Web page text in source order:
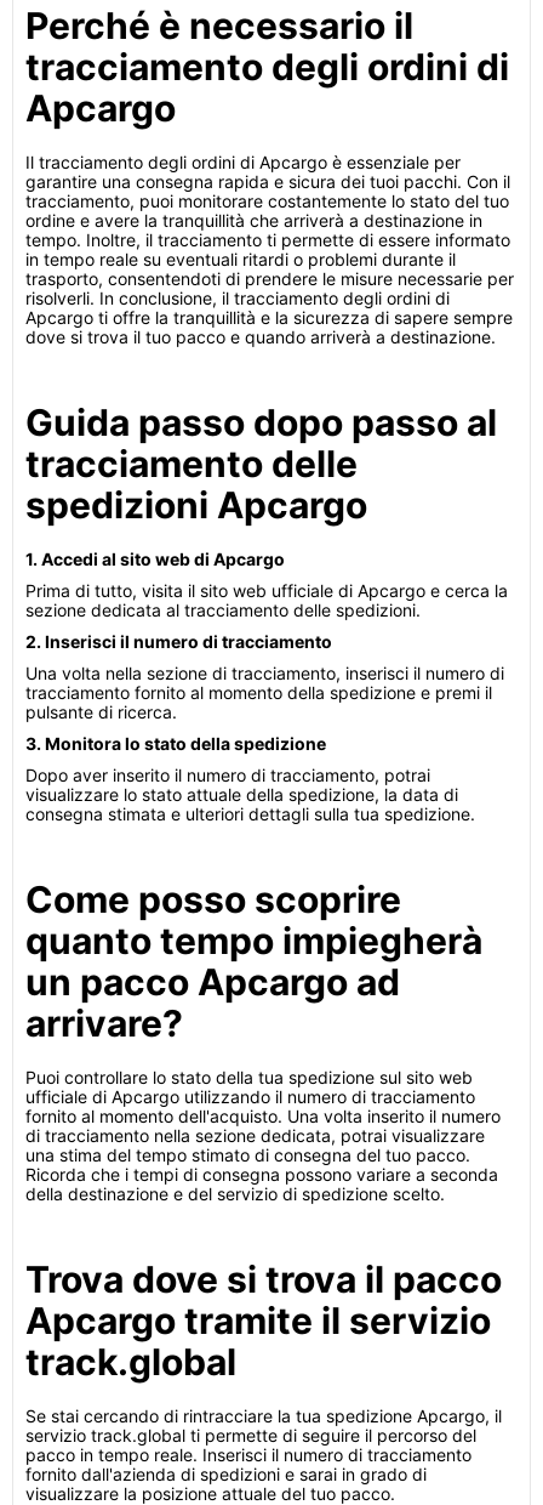
Perché è necessario il
tracciamento degli ordini di
Apcargo
Il tracciamento degli ordini di Apcargo è essenziale per
garantire una consegna rapida e sicura dei tuoi pacchi. Con il
tracciamento, puoi monitorare costantemente lo stato del tuo
ordine e avere la tranquillità che arriverà a destinazione in
tempo. Inoltre, il tracciamento ti permette di essere informato
in tempo reale su eventuali ritardi o problemi durante il
trasporto, consentendoti di prendere le misure necessarie per
risolverli. In conclusione, il tracciamento degli ordini di
Apcargo ti offre la tranquillità e la sicurezza di sapere sempre
dove si trova il tuo pacco e quando arriverà a destinazione.
Guida passo dopo passo al
tracciamento delle
spedizioni Apcargo
1. Accedi al sito web di Apcargo
Prima di tutto, visita il sito web ufficiale di Apcargo e cerca la
sezione dedicata al tracciamento delle spedizioni.
2. Inserisci il numero di tracciamento
Una volta nella sezione di tracciamento, inserisci il numero di
tracciamento fornito al momento della spedizione e premi il
pulsante di ricerca.
3. Monitora lo stato della spedizione
Dopo aver inserito il numero di tracciamento, potrai
visualizzare lo stato attuale della spedizione, la data di
consegna stimata e ulteriori dettagli sulla tua spedizione.
Come posso scoprire
quanto tempo impiegherà
un pacco Apcargo ad
arrivare?
Puoi controllare lo stato della tua spedizione sul sito web
ufficiale di Apcargo utilizzando il numero di tracciamento
fornito al momento dell'acquisto. Una volta inserito il numero
di tracciamento nella sezione dedicata, potrai visualizzare
una stima del tempo stimato di consegna del tuo pacco.
Ricorda che i tempi di consegna possono variare a seconda
della destinazione e del servizio di spedizione scelto.
Trova dove si trova il pacco
Apcargo tramite il servizio
track.global
Se stai cercando di rintracciare la tua spedizione Apcargo, il
servizio track.global ti permette di seguire il percorso del
pacco in tempo reale. Inserisci il numero di tracciamento
fornito dall'azienda di spedizioni e sarai in grado di
visualizzare la posizione attuale del tuo pacco.